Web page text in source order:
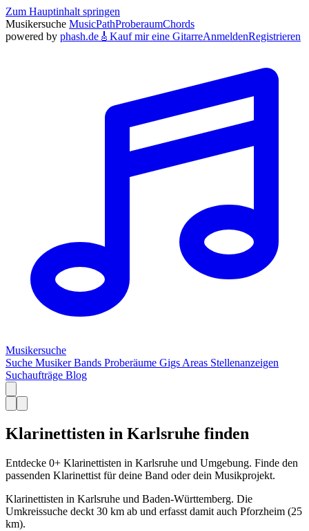
Zum Hauptinhalt springen
Musikersuche MusicPathProberaumChords
powered by phash.de 🎸 Kauf mir eine GitarreAnmeldenRegistrieren
Musikersuche
Suche MusikerBands Proberäume Gigs Areas Stellenanzeigen
Suchaufträge Blog
Klarinettisten in Karlsruhe finden
Entdecke 0+ Klarinettisten in Karlsruhe und Umgebung. Finde den
passenden Klarinettist für deine Band oder dein Musikprojekt.
Klarinettisten in Karlsruhe und Baden-Württemberg. Die
Umkreissuche deckt 30 km ab und erfasst damit auch Pforzheim (25
km).